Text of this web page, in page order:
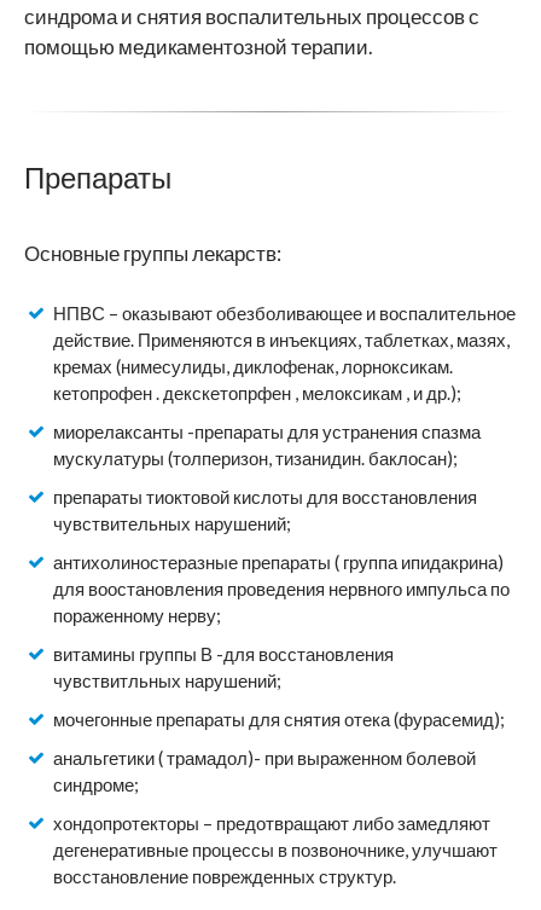
синдрома и снятия воспалительных процессов с
помощью медикаментозной терапии.
Препараты
Основные группы лекарств:
НПВС – оказывают обезболивающее и воспалительное
действие. Применяются в инъекциях, таблетках, мазях,
кремах (нимесулиды, диклофенак, лорноксикам.
кетопрофен . декскетопрфен , мелоксикам , и др.);
миорелаксанты -препараты для устранения спазма
мускулатуры (толперизон, тизанидин. баклосан);
препараты тиоктовой кислоты для восстановления
чувствительных нарушений;
антихолиностеразные препараты ( группа ипидакрина)
для воостановления проведения нервного импульса по
пораженному нерву;
витамины группы В -для восстановления
чувствитльных нарушений;
мочегонные препараты для снятия отека (фурасемид);
анальгетики ( трамадол)- при выраженном болевой
синдроме;
хондопротекторы – предотвращают либо замедляют
дегенеративные процессы в позвоночнике, улучшают
восстановление поврежденных структур.